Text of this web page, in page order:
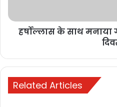
हर्षोल्लास के साथ मनाया
Related Articles